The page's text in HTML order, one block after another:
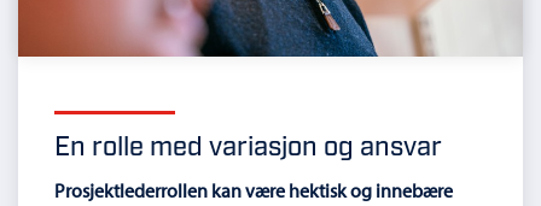
En rolle med variasjon og ansvar
Prosjektlederrollen kan være hektisk og innebære